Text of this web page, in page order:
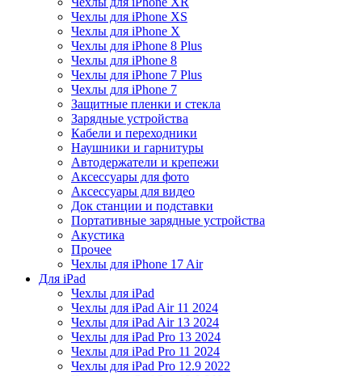
Чехлы для iPhone XS
Чехлы для iPhone X
Чехлы для iPhone 8 Plus
Чехлы для iPhone 8
Чехлы для iPhone 7 Plus
Чехлы для iPhone 7
Защитные пленки и стекла
Зарядные устройства
Кабели и переходники
Наушники и гарнитуры
Автодержатели и крепежи
Аксессуары для фото
Аксессуары для видео
Док станции и подставки
Портативные зарядные устройства
Акустика
Прочее
Чехлы для iPhone 17 Air
Для iPad
Чехлы для iPad
Чехлы для iPad Air 11 2024
Чехлы для iPad Air 13 2024
Чехлы для iPad Pro 13 2024
Чехлы для iPad Pro 11 2024
Чехлы для iPad Pro 12.9 2022